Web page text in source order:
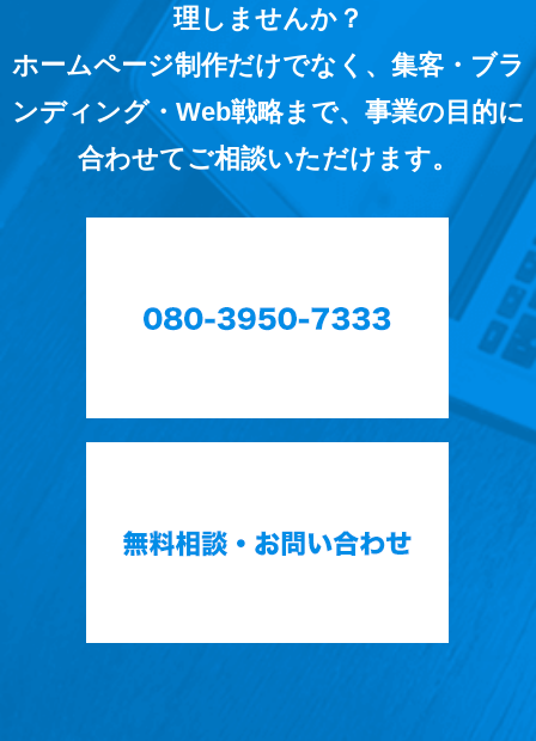
理しませんか？
ホームページ制作だけでなく、集客・ブラ
ンディング・Web戦略まで、事業の目的に
合わせてご相談いただけます。